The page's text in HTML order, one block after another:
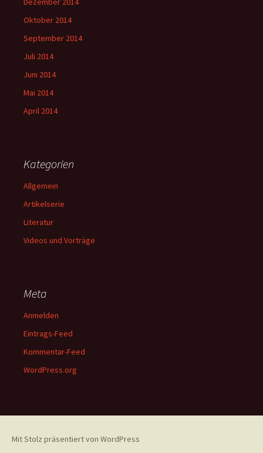
Oktober 2014
September 2014
Juli 2014
Juni 2014
Mai 2014
April 2014
Kategorien
Allgemein
Artikelserie
Literatur
Videos und Vorträge
Meta
Anmelden
Eintrags-Feed
Kommentar-Feed
WordPress.org
Mit Stolz präsentiert von WordPress